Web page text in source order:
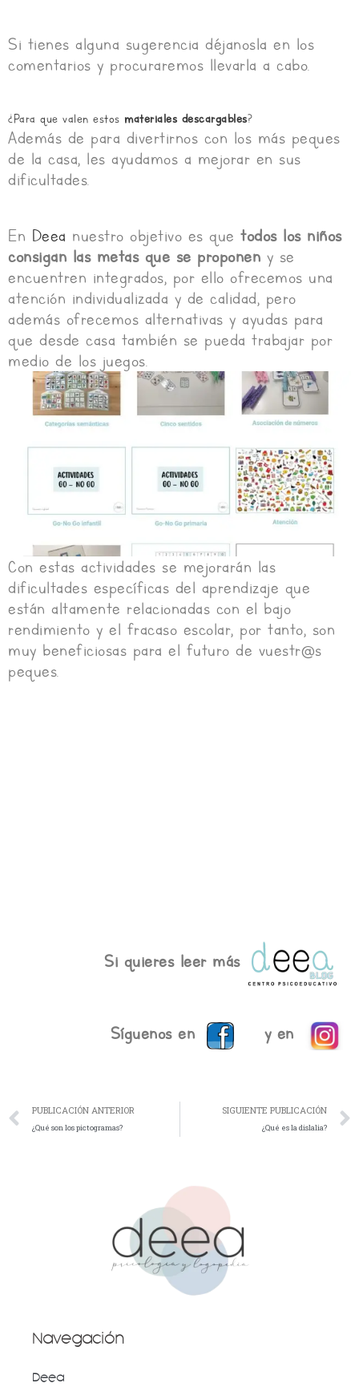
Si tienes alguna sugerencia déjanosla en los
comentarios y procuraremos llevarla a cabo.
¿Para que valen estos materiales descargables?
Además de para divertirnos con los más peques
de la casa, les ayudamos a mejorar en sus
dificultades.
En Deea nuestro objetivo es que todos los niños
consigan las metas que se proponen y se
encuentren integrados, por ello ofrecemos una
atención individualizada y de calidad, pero
además ofrecemos alternativas y ayudas para
que desde casa también se pueda trabajar por
medio de los juegos.
Con estas actividades se mejorarán las
dificultades específicas del aprendizaje que
están altamente relacionadas con el bajo
rendimiento y el fracaso escolar, por tanto, son
muy beneficiosas para el futuro de vuestr@s
peques.
Si quieres leer más
Síguenos en y en
Ant
PUBLICACIÓN ANTERIOR
¿Qué son los pictogramas?
SIGUIENTE PUBLICACIÓN
¿Qué es la dislalia?
Navegación
Deea